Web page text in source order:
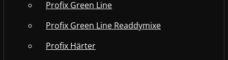
Profix Green Line
Profix Green Line Readdymixe
Profix Härter